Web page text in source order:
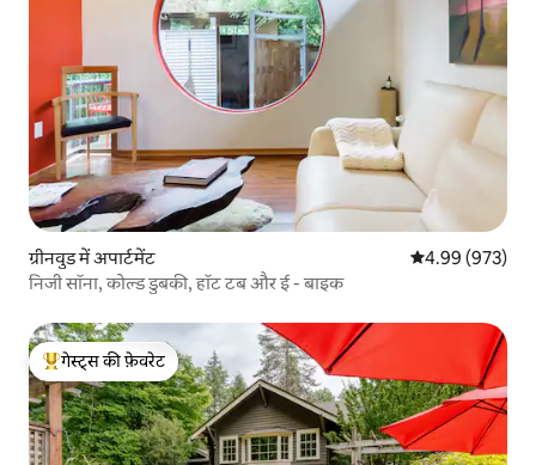
ग्रीनवुड में अपार्टमेंट औसत रेटिंग 5 में से
4.99 (973)
निजी सॉना, कोल्ड डुबकी, हॉट टब और ई - बाइक
गेस्ट्स का टॉप फ़ेवरेट
गेस्ट्स की फ़ेवरेट